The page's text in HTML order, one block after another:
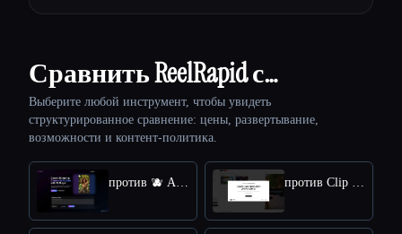
Сравнить ReelRapid с…
Выберите любой инструмент, чтобы увидеть
структурированное сравнение: цены, развертывание,
возможности и контент-политика.
против 🫐 AcaiVideo против Clip Studio